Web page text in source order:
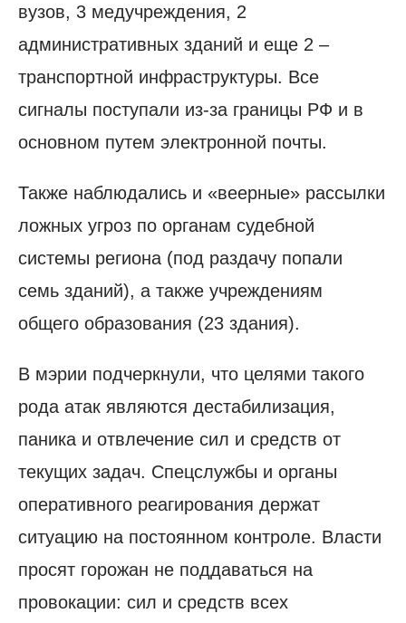
вузов, 3 медучреждения, 2
административных зданий и еще 2 –
транспортной инфраструктуры. Все
сигналы поступали из-за границы РФ и в
основном путем электронной почты.
Также наблюдались и «веерные» рассылки
ложных угроз по органам судебной
системы региона (под раздачу попали
семь зданий), а также учреждениям
общего образования (23 здания).
В мэрии подчеркнули, что целями такого
рода атак являются дестабилизация,
паника и отвлечение сил и средств от
текущих задач. Спецслужбы и органы
оперативного реагирования держат
ситуацию на постоянном контроле. Власти
просят горожан не поддаваться на
провокации: сил и средств всех